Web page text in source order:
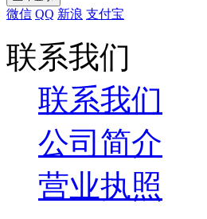
微信 QQ 新浪 支付宝
联系我们
联系我们
公司简介
营业执照